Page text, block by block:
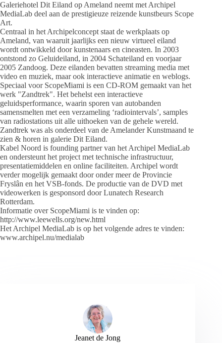
Galeriehotel Dit Eiland op Ameland neemt met Archipel
MediaLab deel aan de prestigieuze reizende kunstbeurs Scope
Art.
Centraal in het Archipelconcept staat de werkplaats op
Ameland, van waaruit jaarlijks een nieuw virtueel eiland
wordt ontwikkeld door kunstenaars en cineasten. In 2003
ontstond zo Geluideiland, in 2004 Schateiland en voorjaar
2005 Zandoog. Deze eilanden bevatten streaming media met
video en muziek, maar ook interactieve animatie en weblogs.
Speciaal voor ScopeMiami is een CD-ROM gemaakt van het
werk "Zandtrek". Het behelst een interactieve
geluidsperformance, waarin sporen van autobanden
samensmelten met een verzameling ‘radiointervals’, samples
van radiostations uit alle uithoeken van de gehele wereld.
Zandtrek was als onderdeel van de Amelander Kunstmaand te
zien & horen in galerie Dit Eiland.
Kabel Noord is founding partner van het Archipel MediaLab
en ondersteunt het project met technische infrastructuur,
presentatiemiddelen en online faciliteiten. Archipel wordt
verder mogelijk gemaakt door onder meer de Provincie
Fryslân en het VSB-fonds. De productie van de DVD met
videowerken is gesponsord door Lunatech Research
Rotterdam.
Informatie over ScopeMiami is te vinden op:
http://www.leewells.org/new.html
Het Archipel MediaLab is op het volgende adres te vinden:
www.archipel.nu/medialab
Jeanet de Jong